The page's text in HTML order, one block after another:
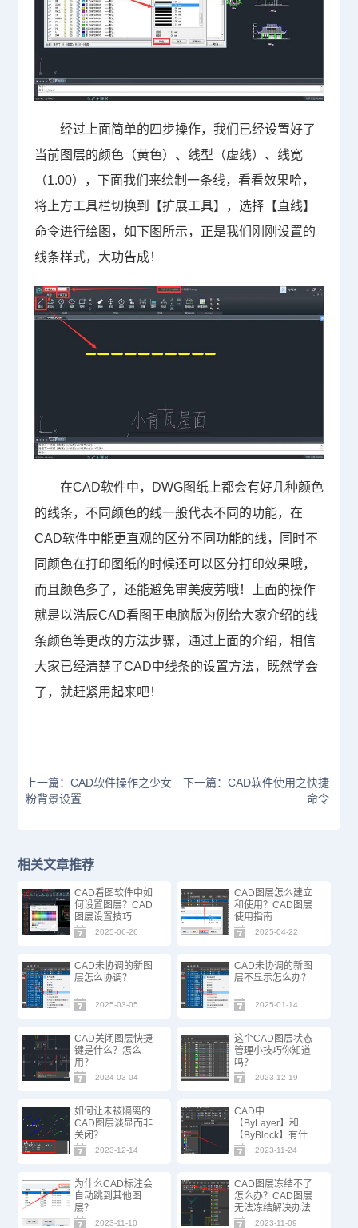
经过上面简单的四步操作，我们已经设置好了
当前图层的颜色（黄色）、线型（虚线）、线宽
（1.00），下面我们来绘制一条线，看看效果哈，
将上方工具栏切换到【扩展工具】，选择【直线】
命令进行绘图，如下图所示，正是我们刚刚设置的
线条样式，大功告成！
在CAD软件中，DWG图纸上都会有好几种颜色
的线条，不同颜色的线一般代表不同的功能，在
CAD软件中能更直观的区分不同功能的线，同时不
同颜色在打印图纸的时候还可以区分打印效果哦，
而且颜色多了，还能避免审美疲劳哦！上面的操作
就是以浩辰CAD看图王电脑版为例给大家介绍的线
条颜色等更改的方法步骤，通过上面的介绍，相信
大家已经清楚了CAD中线条的设置方法，既然学会
了，就赶紧用起来吧！
上一篇：CAD软件操作之少女
粉背景设置
下一篇：CAD软件使用之快捷
命令
相关文章推荐
CAD看图软件中如
何设置图层？CAD
图层设置技巧
2025-06-26
CAD图层怎么建立
和使用？CAD图层
使用指南
2025-04-22
CAD未协调的新图
层怎么协调？
2025-03-05
CAD未协调的新图
层不显示怎么办？
2025-01-14
CAD关闭图层快捷
键是什么？怎么
用？
2024-03-04
这个CAD图层状态
管理小技巧你知道
吗？
2023-12-19
如何让未被隔离的
CAD图层淡显而非
关闭？
2023-12-14
CAD中
【ByLayer】和
【ByBlock】有什么
区别？2023-11-24
为什么CAD标注会
自动跳到其他图
层？
2023-11-10
CAD图层冻结不了
怎么办？CAD图层
无法冻结解决办法
2023-11-09